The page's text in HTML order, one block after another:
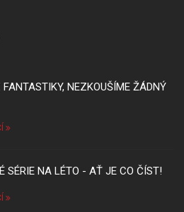
NEZKOUŠÍME ŽÁDNÝ
SÉRIE NA LÉTO - AŤ JE CO ČÍST!